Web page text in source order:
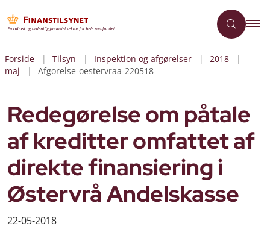
Forside Tilsyn Inspektion og afgørelser
2018
maj
Afgorelse-oestervraa-220518
Redegørelse om påtale
af kreditter omfattet af
direkte finansiering i
Østervrå Andelskasse
22-05-2018